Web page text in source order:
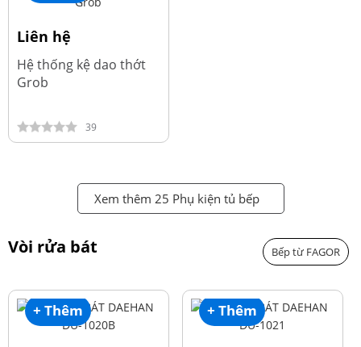
Liên hệ
Hệ thống kệ dao thớt
Grob
39
Xem thêm 25 Phụ kiện tủ bếp
Vòi rửa bát Bếp từ FAGOR
+ Thêm + Thêm